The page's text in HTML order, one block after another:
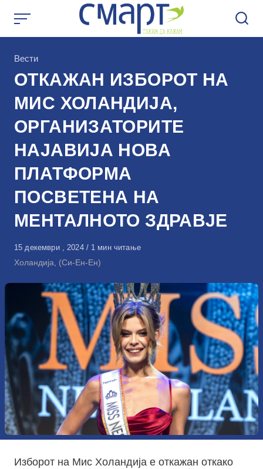
КАтегорија
Вести
ОТКАЖАН ИЗБОРОТ НА
МИС ХОЛАНДИЈА,
ОРГАНИЗАТОРИТЕ
НАЈАВИЈА НОВА
ПЛАТФОРМА
ПОСВЕТЕНА НА
МЕНТАЛНОТО ЗДРАВЈЕ
Објавено
на
15 декември , 2024 1 мин читање
Холандија, (Си-Ен-Ен)
Изборот на Мис Холандија е откажан откако